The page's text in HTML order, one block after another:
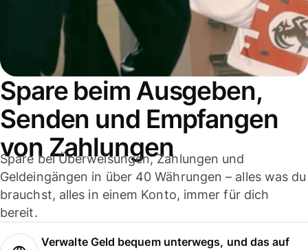
Spare beim Ausgeben,
Senden und Empfangen
von Zahlungen
Spare bei Überweisungen, Zahlungen und
Geldeingängen in über 40 Währungen – alles was du
brauchst, alles in einem Konto, immer für dich
bereit.
Verwalte Geld bequem unterwegs, und das auf